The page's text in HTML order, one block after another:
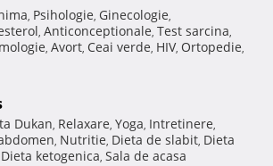
, Psihologie, Ginecologie,
, Anticonceptionale, Test sarcina,
, Avort, Ceai verde, HIV, Ortopedie,
Dukan, Relaxare, Yoga, Intretinere,
, Nutritie, Dieta de slabit, Dieta
Dieta ketogenica, Sala de acasa